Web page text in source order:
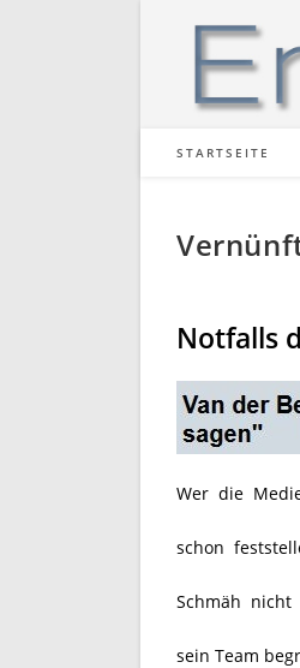
STARTSEITE
Notfalls
Wer die
schon
Schmäh nicht
sein Team